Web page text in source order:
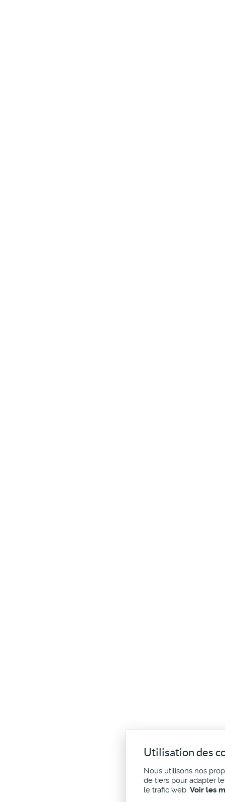
Utilisation des
Nous utilisons nos
de tiers pour adapter
le trafic web. Voir les